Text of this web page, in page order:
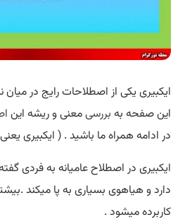
ایکبیری یکی از اصطلاحات رایج در
این صفحه به بررسیمعنی و ریشه این
در ادامه همراه ما باشید . ( ایکبیری
ایکبیری در اصطلاح عامیانه به فردی
دارد و هیاهوی بسیاری به پا میکند
کاربرده میشود .